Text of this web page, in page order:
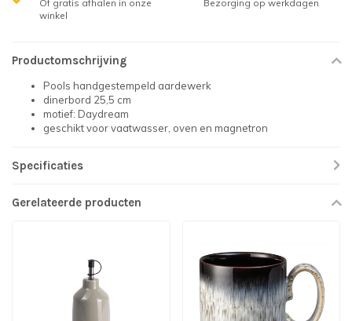
Of gratis afhalen in onze
winkel
Bezorging op werkdagen
Productomschrijving
Pools handgestempeld aardewerk
dinerbord 25,5 cm
motief: Daydream
geschikt voor vaatwasser, oven en magnetron
Specificaties
Gerelateerde producten